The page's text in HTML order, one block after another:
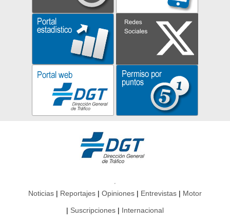
Noticias Reportajes Opiniones Entrevistas Motor
Suscripciones Internacional